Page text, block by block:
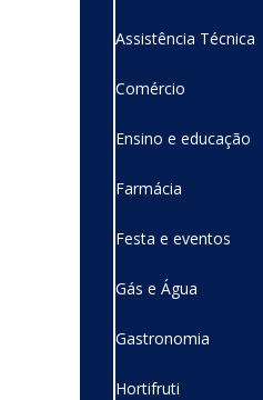
Assistência Técnica
Comércio
Ensino e educação
Farmácia
Festa e eventos
Gás e Água
Gastronomia
Hortifruti